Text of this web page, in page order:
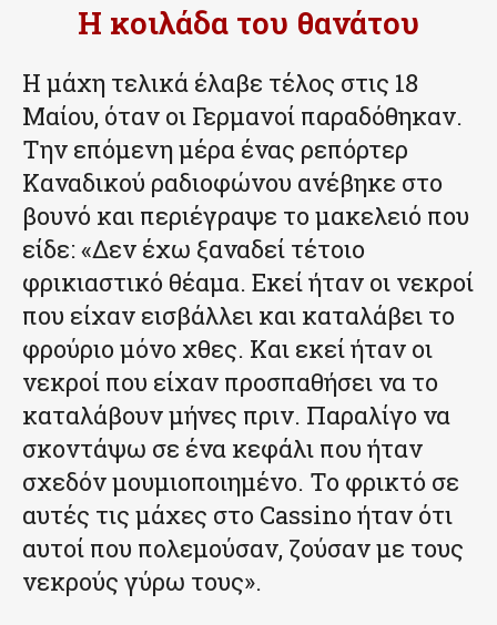
Η κοιλάδα του θανάτου
Η μάχη τελικά έλαβε τέλος στις 18
Μαίου, όταν οι Γερμανοί παραδόθηκαν.
Την επόμενη μέρα ένας ρεπόρτερ
Καναδικού ραδιοφώνου ανέβηκε στο
βουνό και περιέγραψε το μακελειό που
είδε: «Δεν έχω ξαναδεί τέτοιο
φρικιαστικό θέαμα. Εκεί ήταν οι νεκροί
που είχαν εισβάλλει και καταλάβει το
φρούριο μόνο χθες. Και εκεί ήταν οι
νεκροί που είχαν προσπαθήσει να το
καταλάβουν μήνες πριν. Παραλίγο να
σκοντάψω σε ένα κεφάλι που ήταν
σχεδόν μουμιοποιημένο. Το φρικτό σε
αυτές τις μάχες στο Cassino ήταν ότι
αυτοί που πολεμούσαν, ζούσαν με τους
νεκρούς γύρω τους».